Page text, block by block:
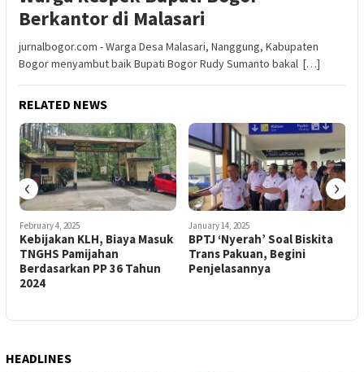
Berkantor di Malasari
jurnalbogor.com - Warga Desa Malasari, Nanggung, Kabupaten
Bogor menyambut baik Bupati Bogor Rudy Sumanto bakal […]
RELATED NEWS
February 4, 2025
Kebijakan KLH, Biaya Masuk
TNGHS Pamijahan
Berdasarkan PP 36 Tahun
2024
January 14, 2025
BPTJ ‘Nyerah’ Soal Biskita
Trans Pakuan, Begini
Penjelasannya
‹ ›
HEADLINES